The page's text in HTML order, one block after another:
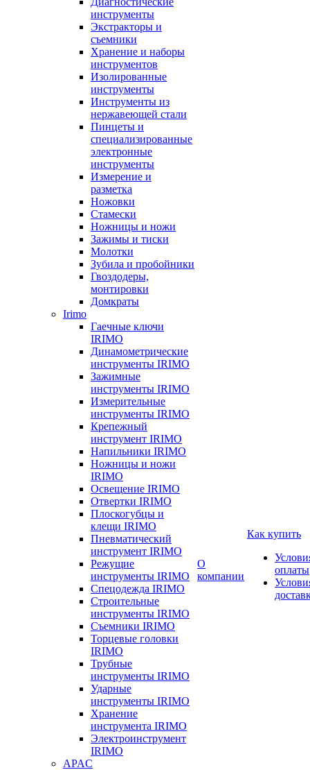
инструменты
Экстракторы и
съемники
Хранение и наборы
инструментов
Изолированные
инструменты
Инструменты из
нержавеющей стали
Пинцеты и
специализированные
электронные
инструменты
Измерение и
разметка
Ножовки
Стамески
Ножницы и ножи
Зажимы и тиски
Молотки
Зубила и пробойники
Гвоздодеры,
монтировки
Домкраты
Irimo
Гаечные ключи
IRIMO
Динамометрические
инструменты IRIMO
Зажимные
инструменты IRIMO
Измерительные
инструменты IRIMO
Крепежный
инструмент IRIMO
Напильники IRIMO
Ножницы и ножи
IRIMO
Освещение IRIMO
Отвертки IRIMO
Плоскогубцы и
клещи IRIMO
Пневматический
инструмент IRIMO
Режущие
инструменты IRIMO
Спецодежда IRIMO
Строительные
инструменты IRIMO
Съемники IRIMO
Торцевые головки
IRIMO
Трубные
инструменты IRIMO
Ударные
инструменты IRIMO
Хранение
инструмента IRIMO
Электроинструмент
IRIMO
APAC
О
компании
Как купить
оплаты